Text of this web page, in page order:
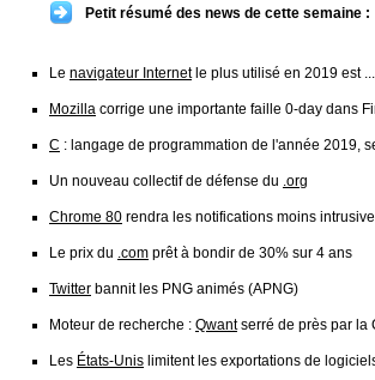
Petit résumé des news de cette semaine :
Le navigateur Internetle plus utilisé en 2019 est ...
Mozilla corrige une importante faille 0-day dans
C : langage de programmation de l'année 2019,
Un nouveau collectif de défense du .org
Chrome 80 rendra les notifications moins
Le prix du .com prêt à bondir de 30% sur 4 ans
Twitter bannit les PNG animés (APNG)
Moteur de recherche : Qwantserré de près par la
Les États-Unis limitent les exportations de